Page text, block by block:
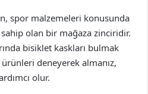
spor malzemeleri konusunda
olan bir mağaza zinciridir.
bisiklet kaskları bulmak
deneyerek almanız,
olur.